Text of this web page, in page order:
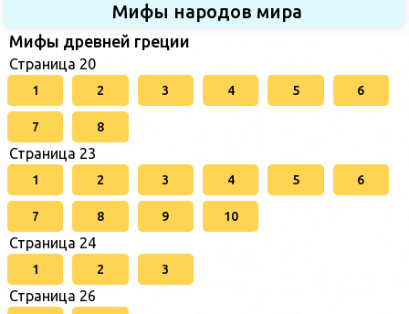
Мифы народов мира
Мифы древней греции
Страница 20
1 2 3 4 5 6
7 8
Страница 23
1 2 3 4 5 6
7 8 9 10
Страница 24
1 2 3
Страница 26